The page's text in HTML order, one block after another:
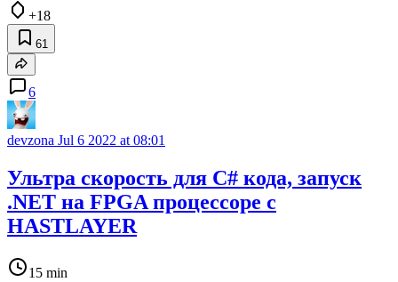
+18
61
6
devzona Jul 6 2022 at 08:01
Ультра скорость для C# кода, запуск
.NET на FPGA процессоре с
HASTLAYER
15 min